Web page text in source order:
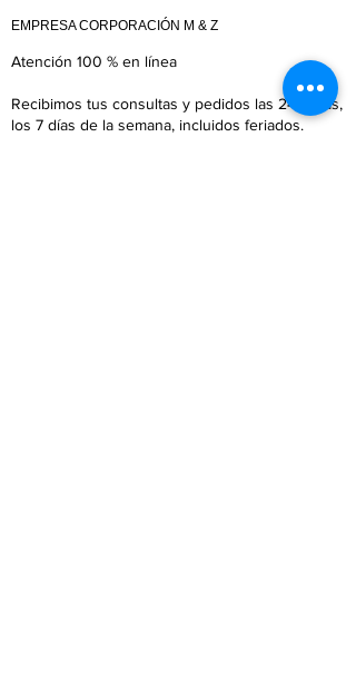
EMPRESA CORPORACIÓN M & Z
Atención 100 % en línea
​Recibimos tus consultas y pedidos las 24 horas,
los 7 días de la semana, incluidos feriados.